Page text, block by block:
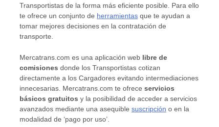
Transportistas de la forma más eficiente posible. Para ello
te ofrece un conjunto de herramientas que te ayudan a
tomar mejores decisiones en la contratación de
transporte.
Mercatrans.com es una aplicación web libre de
comisiones donde los Transportistas cotizan
directamente a los Cargadores evitando intermediaciones
innecesarias. Mercatrans.com te ofrece servicios
básicos gratuitos y la posibilidad de acceder a servicios
avanzados mediante una asequible suscripción o en la
modalidad de ‘pago por uso’.